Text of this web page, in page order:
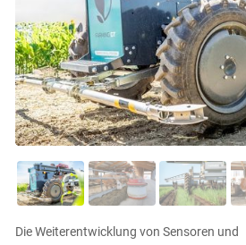
Die Weiterentwicklung von Sensoren und